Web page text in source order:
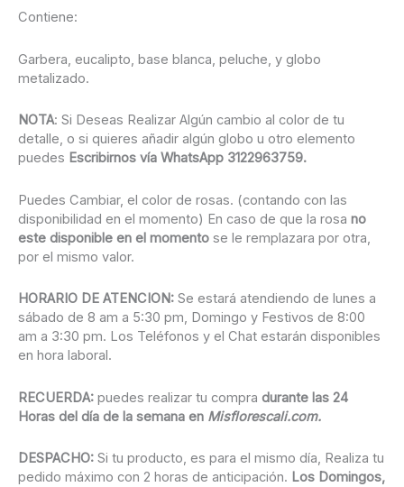
Contiene:
Garbera, eucalipto, base blanca, peluche, y globo
metalizado.
NOTA: Si Deseas Realizar Algún cambio al color de tu
detalle, o si quieres añadir algún globo u otro elemento
puedes Escribirnos vía WhatsApp 3122963759.
Puedes Cambiar, el color de rosas. (contando con las
disponibilidad en el momento) En caso de que la rosa no
este disponible en el momento se le remplazara por otra,
por el mismo valor.
HORARIO DE ATENCION: Se estará atendiendo de lunes a
sábado de 8 am a 5:30 pm, Domingo y Festivos de 8:00
am a 3:30 pm. Los Teléfonos y el Chat estarán disponibles
en hora laboral.
RECUERDA: puedes realizar tu compra durante las 24
Horas del día de la semana en Misflorescali.com.
DESPACHO: Si tu producto, es para el mismo día, Realiza tu
pedido máximo con 2 horas de anticipación. Los Domingos,